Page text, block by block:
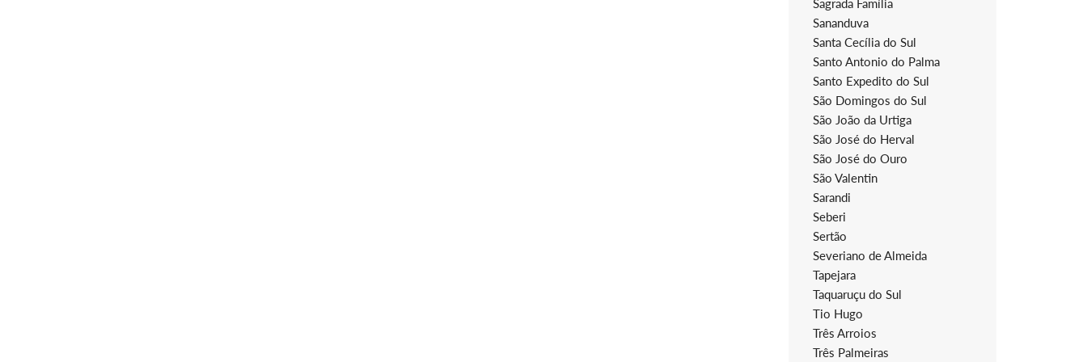
Sagrada Família
Sananduva
Santa Cecília do Sul
Santo Antonio do Palma
Santo Expedito do Sul
São Domingos do Sul
São João da Urtiga
São José do Herval
São José do Ouro
São Valentin
Sarandi
Seberi
Sertão
Severiano de Almeida
Tapejara
Taquaruçu do Sul
Tio Hugo
Três Arroios
Três Palmeiras